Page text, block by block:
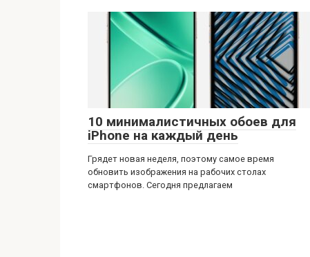
10 минималистичных обоев для
iPhone на каждый день
Грядет новая неделя, поэтому самое время
обновить изображения на рабочих столах
смартфонов. Сегодня предлагаем